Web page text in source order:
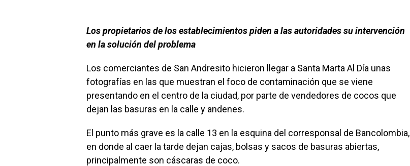
Los propietarios de los establecimientos piden a las autoridades su intervención
en la solución del problema
Los comerciantes de San Andresito hicieron llegar a Santa Marta Al Día unas
fotografías en las que muestran el foco de contaminación que se viene
presentando en el centro de la ciudad, por parte de vendedores de cocos que
dejan las basuras en la calle y andenes.
El punto más grave es la calle 13 en la esquina del corresponsal de Bancolombia,
en donde al caer la tarde dejan cajas, bolsas y sacos de basuras abiertas,
principalmente son cáscaras de coco.